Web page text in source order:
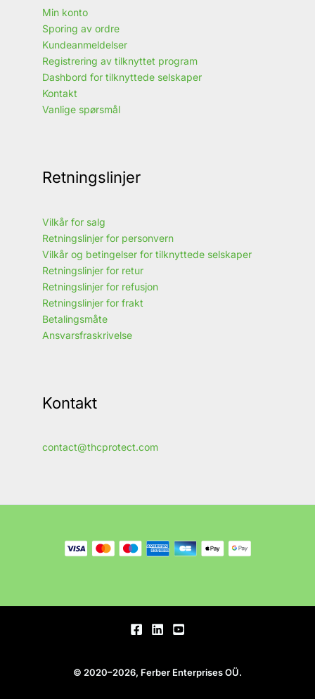
Min konto
Sporing av ordre
Kundeanmeldelser
Registrering av tilknyttet program
Dashbord for tilknyttede selskaper
Kontakt
Vanlige spørsmål
Retningslinjer
Vilkår for salg
Retningslinjer for personvern
Vilkår og betingelser for tilknyttede selskaper
Retningslinjer for retur
Retningslinjer for refusjon
Retningslinjer for frakt
Betalingsmåte
Ansvarsfraskrivelse
Kontakt
contact@thcprotect.com
© 2020–2026, Ferber Enterprises OÜ.